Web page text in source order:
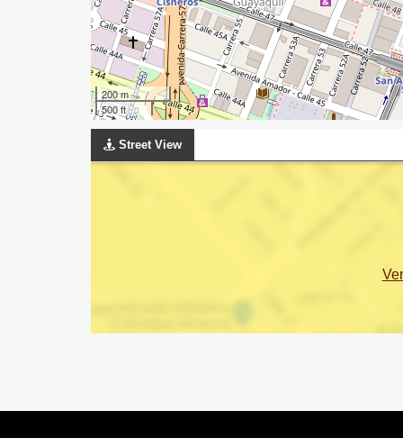
200 m
500 ft
Street View